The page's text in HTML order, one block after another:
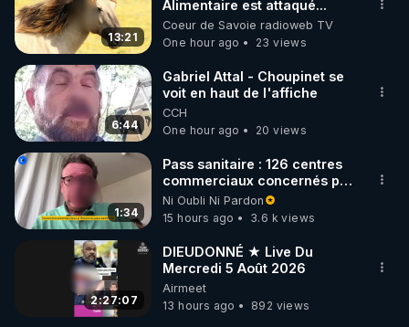
▶ 30 jours gratuit sur l’application de méditation et
de bien-être ENVOL :
Rendez-vous sur https://www.envol.app/code
le code : REGENERE
13:21
Alimentaire est attaqué...
Coeur de Savoie radioweb TV
One hour ago
23 views
6:44
Gabriel Attal - Choupinet se
voit en haut de l'affiche
CCH
One hour ago
20 views
1:34
Pass sanitaire : 126 centres
commerciaux concernés par
l'obligation dans toute la
France
Ni Oubli Ni Pardon
15 hours ago
3.6 k views
2:27:07
DIEUDONNÉ ★ Live Du
Mercredi 5 Août 2026
Airmeet
13 hours ago
892 views